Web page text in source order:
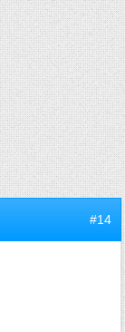
#14